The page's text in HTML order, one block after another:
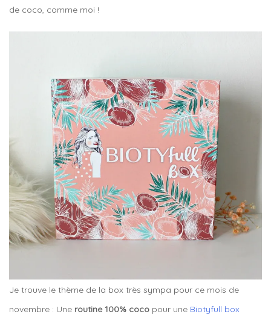
de coco, comme moi !
Je trouve le thème de la box très sympa pour ce mois de
novembre : Une routine 100% coco pour une Biotyfull box